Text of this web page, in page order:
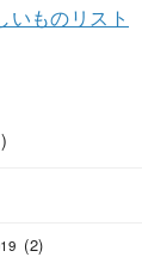
いものリスト
(2)